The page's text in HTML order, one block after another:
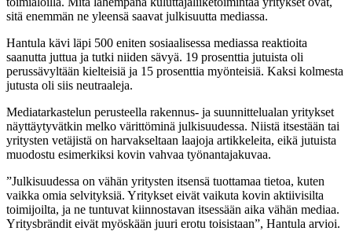
sitä enemmän ne yleensä saavat julkisuutta mediassa.
Hantula kävi läpi 500 eniten sosiaalisessa mediassa reaktioita
saanutta juttua ja tutki niiden sävyä. 19 prosenttia jutuista oli
perussävyltään kielteisiä ja 15 prosenttia myönteisiä. Kaksi kolmesta
jutusta oli siis neutraaleja.
Mediatarkastelun perusteella rakennus- ja suunnittelualan yritykset
näyttäytyvätkin melko värittöminä julkisuudessa. Niistä itsestään tai
yritysten vetäjistä on harvakseltaan laajoja artikkeleita, eikä jutuista
muodostu esimerkiksi kovin vahvaa työnantajakuvaa.
”Julkisuudessa on vähän yritysten itsensä tuottamaa tietoa, kuten
vaikka omia selvityksiä. Yritykset eivät vaikuta kovin aktiivisilta
toimijoilta, ja ne tuntuvat kiinnostavan itsessään aika vähän mediaa.
Yritysbrändit eivät myöskään juuri erotu toisistaan”, Hantula arvioi.